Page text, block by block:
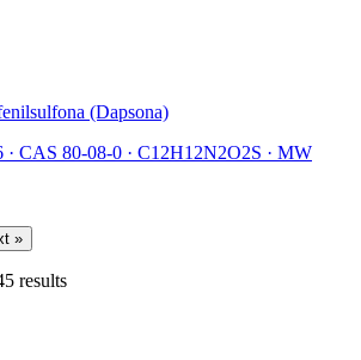
(Dapsona)
· CAS 80-08-0 · C12H12N2O2S · MW
»
results